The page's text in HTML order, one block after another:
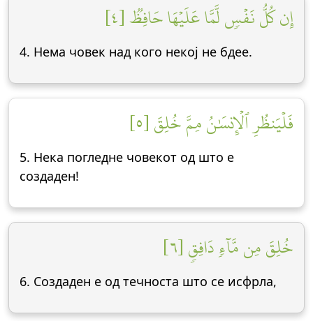
إِن كُلُّ نَفۡسٖ لَّمَّا عَلَيۡهَا حَافِظٞ [٤]
4. Нема човек над кого некој не бдее.
فَلۡيَنظُرِ ٱلۡإِنسَٰنُ مِمَّ خُلِقَ [٥]
5. Нека погледне човекот од што е
создаден!
خُلِقَ مِن مَّآءٖ دَافِقٖ [٦]
6. Создаден е од течноста што се исфрла,